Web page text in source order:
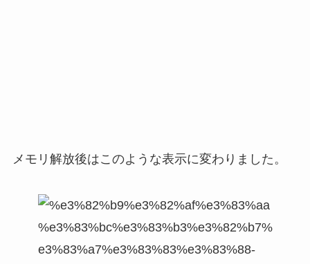
メモリ解放後はこのような表示に変わりました。